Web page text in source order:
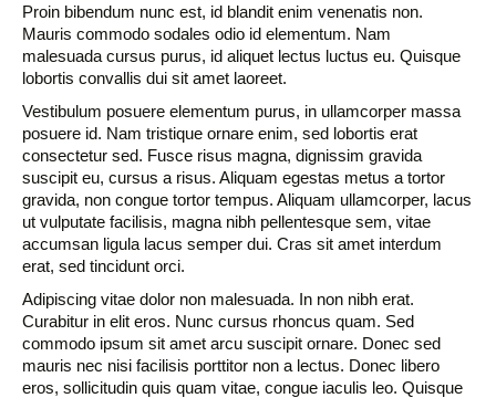
Proin bibendum nunc est, id blandit enim venenatis non.
Mauris commodo sodales odio id elementum. Nam
malesuada cursus purus, id aliquet lectus luctus eu. Quisque
lobortis convallis dui sit amet laoreet.
Vestibulum posuere elementum purus, in ullamcorper massa
posuere id. Nam tristique ornare enim, sed lobortis erat
consectetur sed. Fusce risus magna, dignissim gravida
suscipit eu, cursus a risus. Aliquam egestas metus a tortor
gravida, non congue tortor tempus. Aliquam ullamcorper, lacus
ut vulputate facilisis, magna nibh pellentesque sem, vitae
accumsan ligula lacus semper dui. Cras sit amet interdum
erat, sed tincidunt orci.
Adipiscing vitae dolor non malesuada. In non nibh erat.
Curabitur in elit eros. Nunc cursus rhoncus quam. Sed
commodo ipsum sit amet arcu suscipit ornare. Donec sed
mauris nec nisi facilisis porttitor non a lectus. Donec libero
eros, sollicitudin quis quam vitae, congue iaculis leo. Quisque